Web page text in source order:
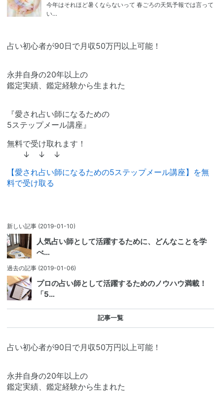
今年はそれほど暑くならないって 春ごろの天気予報では言って
い…
占い初心者が90日で月収50万円以上可能！
永井自身の20年以上の
鑑定実績、鑑定経験から生まれた
『愛され占い師になるための
5ステップメール講座』
無料で受け取れます！
↓ ↓ ↓
【愛され占い師になるための5ステップメール講座】を無
料で受け取る
新しい記事 (2019-01-10)
人気占い師として活躍するために、どんなことを学
べ…
過去の記事 (2019-01-06)
プロの占い師として活躍するためのノウハウ満載！
「5…
記事一覧
占い初心者が90日で月収50万円以上可能！
永井自身の20年以上の
鑑定実績、鑑定経験から生まれた